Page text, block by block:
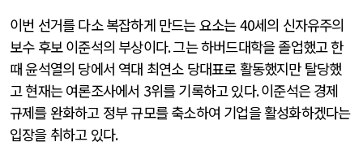
이번 선거를 다소 복잡하게 만드는 요소는40세의 신자유주의
보수 후보 이준석의 부상이다.그는 하버드대학을 졸업했고 한
때 윤석열의 당에서 역대 최연소 당대표로 활동했지만 탈당했
고 현재는 여론조사에서 3위를 기록하고 있다.이준석은 경제
규제를 완화하고 정부 규모를 축소하여 기업을 활성화하겠다는
입장을 취하고 있다.